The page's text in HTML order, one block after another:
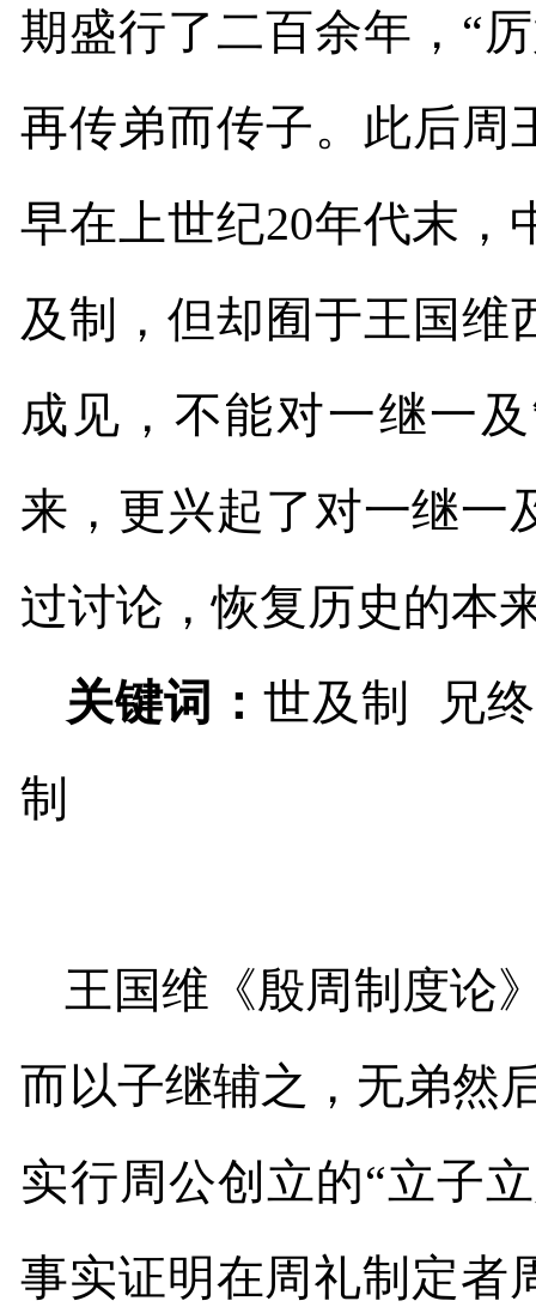
期盛行了二百余年，“
再传弟而传子。此后周
早在上世纪20年代末，
及制，但却囿于王国维
成见，不能对一继一
来，更兴起了对一继一
过讨论，恢复历史的本
关键词： 世及制
兄
制
王国维《殷周制度论
而以子继辅之，无弟然
实行周公创立的“立子
事实证明在周礼制定者